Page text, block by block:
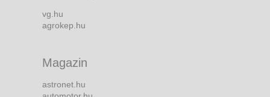
vg.hu
agrokep.hu
Magazin
astronet.hu